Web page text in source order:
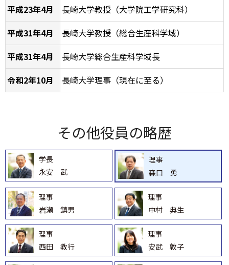
平成23年4月
長崎大学教授（大学院工学研究科）
平成31年4月
長崎大学教授（総合生産科学域）
平成31年4月
長崎大学総合生産科学域長
令和2年10月
長崎大学理事（現在に至る）
その他役員の略歴
学長
永安 武
理事
森口 勇
理事
岩瀬 鎮男
理事
中村 典生
理事
西田 教行
理事
安武 敦子